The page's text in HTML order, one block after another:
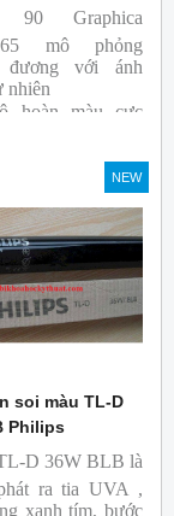
90 Graphica
mô phỏng
đương với ánh
nhiên
hoàn màu cực
được sản xuất
Philips, xuất xứ
NEW
soi màu TL-D
Philips
D 36W BLB là
ra tia UVA ,
xanh tím, bước